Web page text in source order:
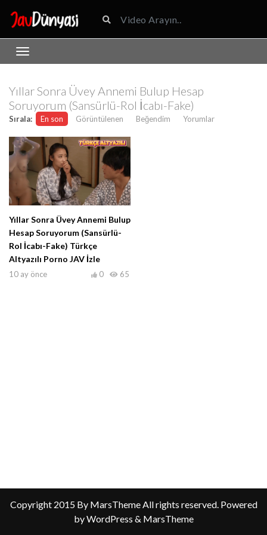
Yıllar Sonra Üvey Annemi Bulup Hesap
Soruyorum (Sansürlü-Rol İcabı-Fake)
Sırala: En son Görüntülenen Beğendim Yorumlar
Yıllar Sonra Üvey Annemi Bulup
Hesap Soruyorum (Sansürlü-
Rol İcabı-Fake) Türkçe
Altyazılı Porno JAV İzle
10 ay önce 65
0
Copyright 2015 By MarsTheme All rights reserved. Powered
by WordPress & MarsTheme